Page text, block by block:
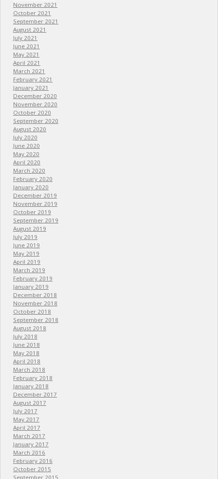
November 2021
October 2021
September 2021
August 2021
July 2021
June 2021
May 2021
April 2021
March 2021
February 2021
January 2021
December 2020
November 2020
October 2020
September 2020
August 2020
July 2020
June 2020
May 2020
April 2020
March 2020
February 2020
January 2020
December 2019
November 2019
October 2019
September 2019
August 2019
July 2019
June 2019
May 2019
April 2019
March 2019
February 2019
January 2019
December 2018
November 2018
October 2018
September 2018
August 2018
July 2018
June 2018
May 2018
April 2018
March 2018
February 2018
January 2018
December 2017
August 2017
July 2017
May 2017
April 2017
March 2017
January 2017
March 2016
February 2016
October 2015
September 2015